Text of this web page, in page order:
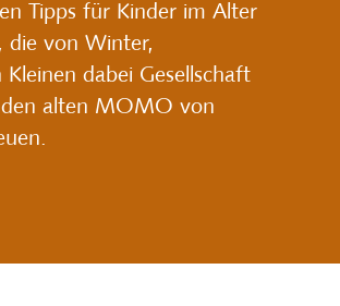
Tipps für Kinder im Alter
die von Winter,
dabei Gesellschaft
den alten MOMO von